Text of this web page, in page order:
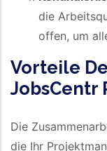
die
offen, um
Vorteile
JobsCentr
Die
die Ihr